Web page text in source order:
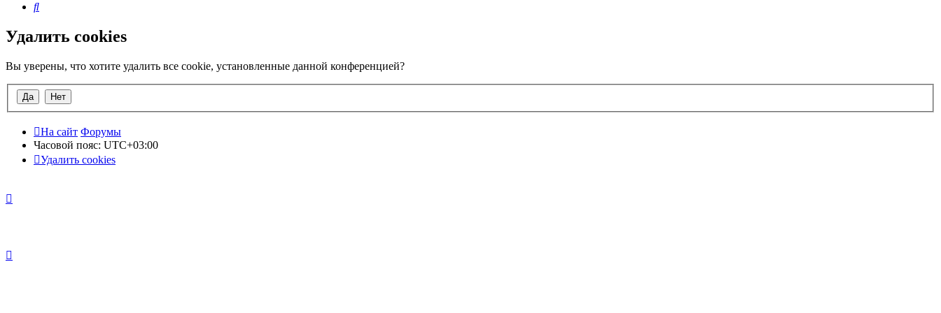
Поиск
Удалить cookies
Вы уверены, что хотите удалить все cookie, установленные данной конференцией?
На сайт Форумы
Часовой пояс: UTC+03:00
Удалить cookies